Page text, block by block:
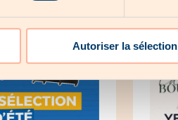
Autoriser la sélection